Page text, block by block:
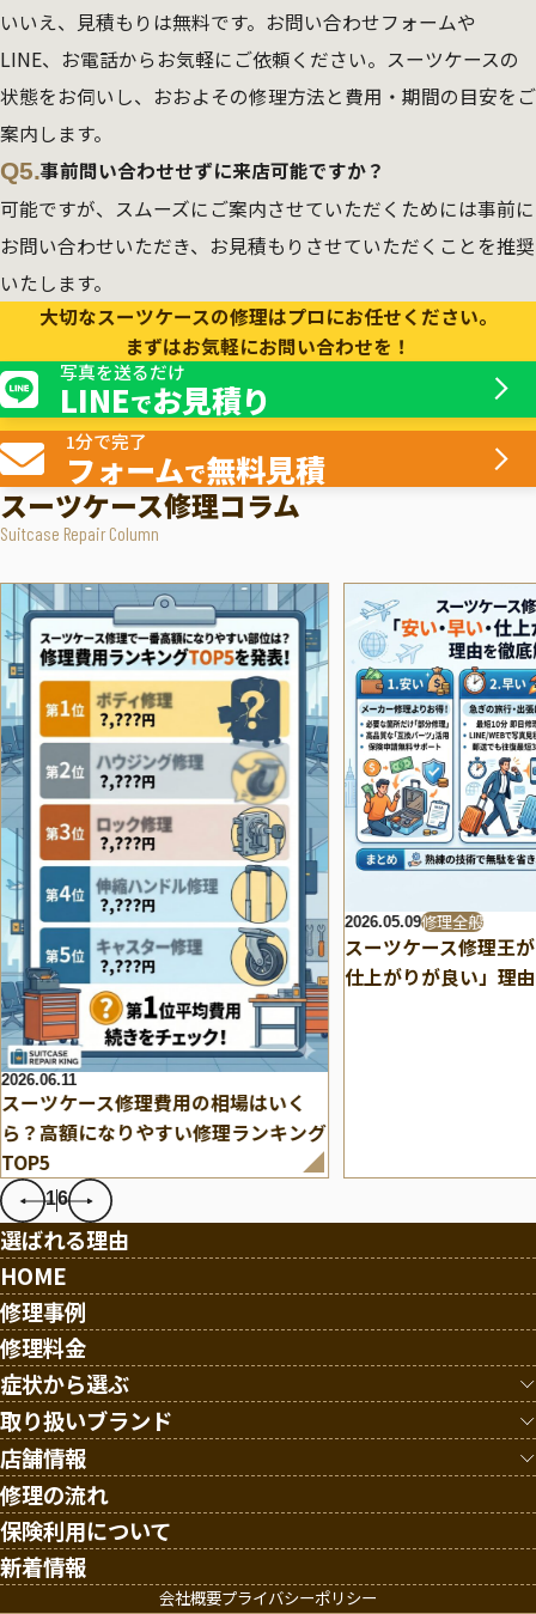
いいえ、見積もりは無料です。お問い合わせフォームや
LINE、お電話からお気軽にご依頼ください。スーツケースの
状態をお伺いし、おおよその修理方法と費用・期間の目安をご
案内します。
Q5.事前問い合わせせずに来店可能ですか？
可能ですが、スムーズにご案内させていただくためには事前に
お問い合わせいただき、お見積もりさせていただくことを推奨
いたします。
大切なスーツケースの修理はプロにお任せください。
まずはお気軽にお問い合わせを！
写真を送るだけ
LINEでお見積り
1分で完了
フォームで無料見積
スーツケース修理コラム
Suitcase Repair Column
2026.06.11
スーツケース修理費用の相場はいく
ら？高額になりやすい修理ランキング
TOP5
2026.05.09修理全般
スーツケース修理王
仕上がりが良い」理
16
HOME
修理事例
修理料金
選ばれる理由
修理の流れ
保険利用について
新着情報
症状から選ぶ
キャスター破損/交換
ハンドルの故障
伸縮ハンドル修理
鍵/サイドロック/TSAロック修理
ファスナー・スライダーの修理
スライダー・取手の交換
取り扱いブランド
ルイ・ヴィトン
リモワ
サムソナイト
TUMI
エース
店舗情報
新大阪店
仙台店
大阪難波店
会社概要プライバシーポリシー